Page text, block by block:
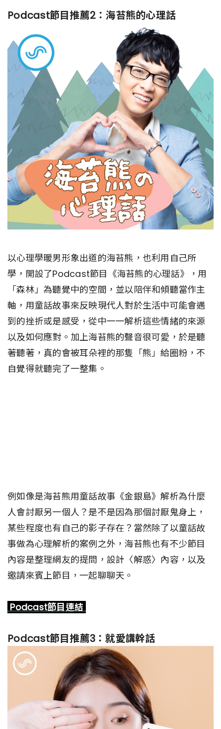
Podcast節目推薦2：海苔熊的心理話
以心理學暖男形象出道的海苔熊，也利用自己所
學，開設了Podcast節目《海苔熊的心理話》，用
「森林」為聽覺中的空間，並以陪伴和傾聽當作主
軸，用童話故事來反映現代人對於生活中可能會遇
到的挫折或是感受，從中一一解析這些情緒的來源
以及如何應對。加上海苔熊的聲音很可愛，於是聽
著聽著，真的會被耳朵裡的那隻「熊」給圈粉，不
自覺得就聽完了一整集。
例如像是海苔熊用童話故事《金銀島》解析為什麼
人會討厭另一個人？是不是因為那個討厭鬼身上，
某些程度也有自己的影子存在？當然除了以童話故
事做為心理解析的案例之外，海苔熊也有不少節目
內容是整理網友的提問，設計〈解惑〉內容，以及
邀請來賓上節目，一起聊聊天。
Podcast節目連結
Podcast節目推薦3：就愛講幹話